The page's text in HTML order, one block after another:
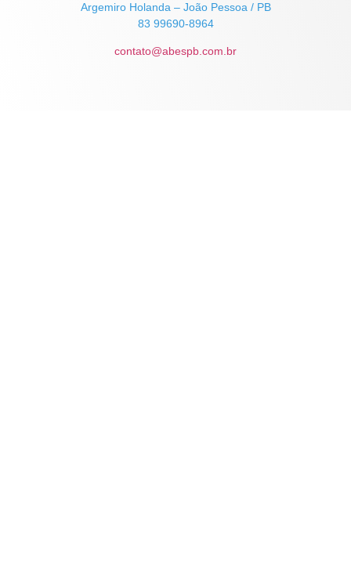
Argemiro Holanda – João Pessoa / PB
83 99690-8964
contato@abespb.com.br